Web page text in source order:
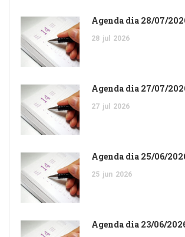
Agenda dia 28/07/
28 jul 2026
Agenda dia 27/07/
27 jul 2026
Agenda dia 25/06/
25 jun 2026
Agenda dia 23/06/